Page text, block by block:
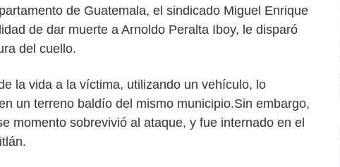
de Guatemala, el sindicado Miguel Enrique
de dar muerte a Arnoldo Peralta Iboy, le disparó
del cuello.
la vida a la víctima, utilizando un vehículo, lo
un terreno baldío del mismo municipio.Sin embargo,
momento sobrevivió al ataque, y fue internado en el